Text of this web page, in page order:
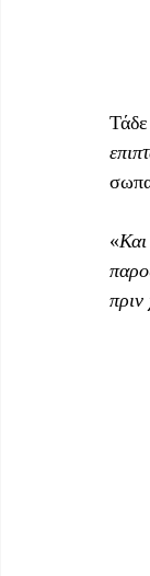
«
πριν